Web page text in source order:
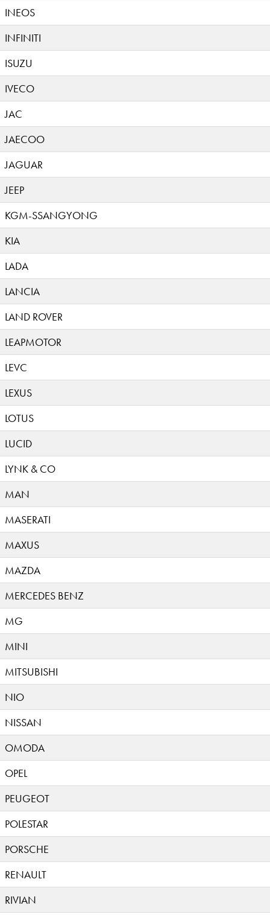
INEOS
INFINITI
ISUZU
IVECO
JAC
JAECOO
JAGUAR
JEEP
KGM-SSANGYONG
KIA
LADA
LANCIA
LAND ROVER
LEAPMOTOR
LEVC
LEXUS
LOTUS
LUCID
LYNK & CO
MAN
MASERATI
MAXUS
MAZDA
MERCEDES BENZ
MG
MINI
MITSUBISHI
NIO
NISSAN
OMODA
OPEL
PEUGEOT
POLESTAR
PORSCHE
RENAULT
RIVIAN